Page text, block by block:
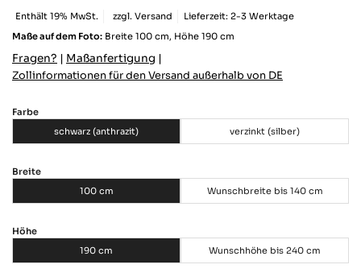
Enthält 19% MwSt. zzgl. Versand
Lieferzeit: 2-3 Werktage
Maße auf dem Foto: Breite 100 cm, Höhe 190 cm
Fragen? | Maßanfertigung |
Zollinformationen für den Versand außerhalb von DE
Farbe
schwarz (anthrazit)
verzinkt (silber)
Breite
100 cm
Wunschbreite bis 140 cm
Höhe
190 cm
Wunschhöhe bis 240 cm